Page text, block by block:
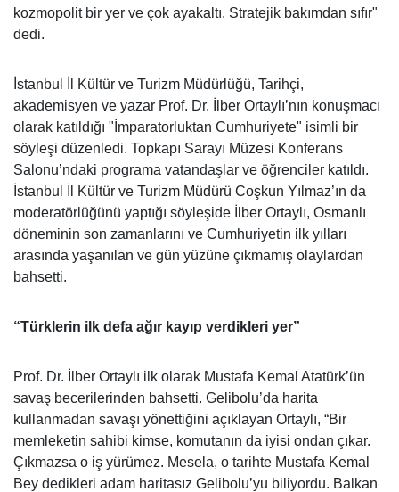
kozmopolit bir yer ve çok ayakaltı. Stratejik bakımdan sıfır"
dedi.
İstanbul İl Kültür ve Turizm Müdürlüğü, Tarihçi,
akademisyen ve yazar Prof. Dr. İlber Ortaylı’nın konuşmacı
olarak katıldığı "İmparatorluktan Cumhuriyete" isimli bir
söyleşi düzenledi. Topkapı Sarayı Müzesi Konferans
Salonu’ndaki programa vatandaşlar ve öğrenciler katıldı.
İstanbul İl Kültür ve Turizm Müdürü Coşkun Yılmaz’ın da
moderatörlüğünü yaptığı söyleşide İlber Ortaylı, Osmanlı
döneminin son zamanlarını ve Cumhuriyetin ilk yılları
arasında yaşanılan ve gün yüzüne çıkmamış olaylardan
bahsetti.
“Türklerin ilk defa ağır kayıp verdikleri yer”
Prof. Dr. İlber Ortaylı ilk olarak Mustafa Kemal Atatürk’ün
savaş becerilerinden bahsetti. Gelibolu’da harita
kullanmadan savaşı yönettiğini açıklayan Ortaylı, “Bir
memleketin sahibi kimse, komutanın da iyisi ondan çıkar.
Çıkmazsa o iş yürümez. Mesela, o tarihte Mustafa Kemal
Bey dedikleri adam haritasız Gelibolu’yu biliyordu. Balkan